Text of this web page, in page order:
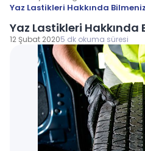
Yaz Lastikleri Hakkında
Yaz Lastikleri Hakkında
12 Şubat 20205 dk okuma süresi